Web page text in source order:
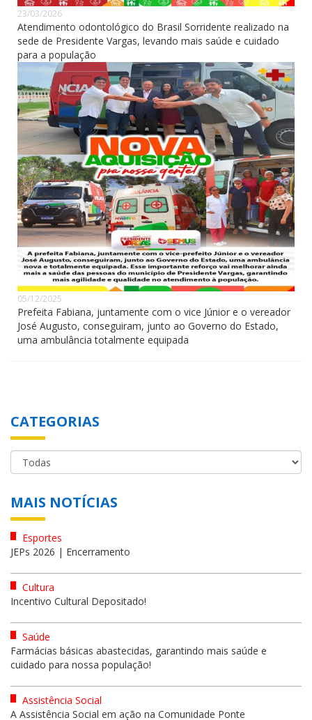
23/03/2026
Atendimento odontológico do Brasil Sorridente realizado na
sede de Presidente Vargas, levando mais saúde e cuidado
para a população
05/12/2025
Prefeita Fabiana, juntamente com o vice Júnior e o vereador
José Augusto, conseguiram, junto ao Governo do Estado,
uma ambulância totalmente equipada
CATEGORIAS
MAIS NOTÍCIAS
Esportes
JEPs 2026 | Encerramento
Cultura
Incentivo Cultural Depositado!
Saúde
Farmácias básicas abastecidas, garantindo mais saúde e
cuidado para nossa população!
Assistência Social
A Assistência Social em ação na Comunidade Ponte